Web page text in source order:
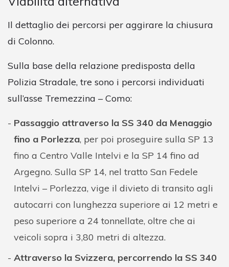
Il dettaglio dei percorsi per aggirare la chiusura
di Colonno.
Sulla base della relazione predisposta della
Polizia Stradale, tre sono i percorsi individuati
sull’asse Tremezzina – Como:
Passaggio attraverso la SS 340 da Menaggio
fino a Porlezza, per poi proseguire sulla SP 13
fino a Centro Valle Intelvi e la SP 14 fino ad
Argegno. Sulla SP 14, nel tratto San Fedele
Intelvi – Porlezza, vige il divieto di transito agli
autocarri con lunghezza superiore ai 12 metri e
peso superiore a 24 tonnellate, oltre che ai
veicoli sopra i 3,80 metri di altezza.
Attraverso la Svizzera, percorrendo la SS 340